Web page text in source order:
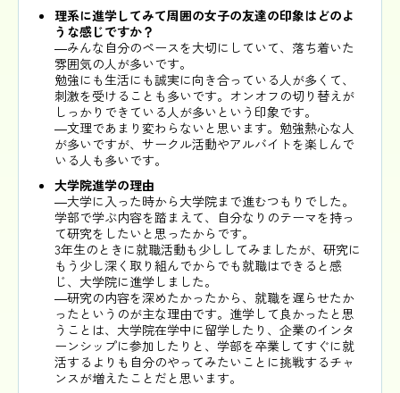
理系に進学してみて周囲の女子の友達の印象はどのよ
うな感じですか？
―みんな自分のペースを大切にしていて、落ち着いた
雰囲気の人が多いです。
勉強にも生活にも誠実に向き合っている人が多くて、
刺激を受けることも多いです。オンオフの切り替えが
しっかりできている人が多いという印象です。
―文理であまり変わらないと思います。勉強熱心な人
が多いですが、サークル活動やアルバイトを楽しんで
いる人も多いです。
大学院進学の理由
―大学に入った時から大学院まで進むつもりでした。
学部で学ぶ内容を踏まえて、自分なりのテーマを持っ
て研究をしたいと思ったからです。
3年生のときに就職活動も少ししてみましたが、研究に
もう少し深く取り組んでからでも就職はできると感
じ、大学院に進学しました。
―研究の内容を深めたかったから、就職を遅らせたか
ったというのが主な理由です。進学して良かったと思
うことは、大学院在学中に留学したり、企業のインタ
ーンシップに参加したりと、学部を卒業してすぐに就
活するよりも自分のやってみたいことに挑戦するチャ
ンスが増えたことだと思います。